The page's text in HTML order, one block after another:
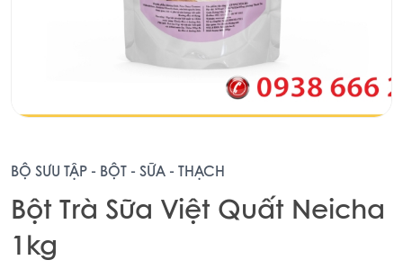
BỘ SƯU TẬP - BỘT - SỮA - THẠCH
Bột Trà Sữa Việt Quất Neicha
1kg